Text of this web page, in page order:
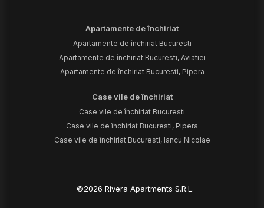
Apartamente de închiriat
Apartamente de închiriat Bucuresti
Apartamente de închiriat Bucuresti, Aviatiei
Apartamente de închiriat Bucuresti, Pipera
Case vile de închiriat
Case vile de închiriat Bucuresti
Case vile de închiriat Bucuresti, Pipera
Case vile de închiriat Bucuresti, Iancu Nicolae
©2026 Rivera Apartments S.R.L.